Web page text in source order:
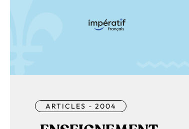
ARTICLES - 2004